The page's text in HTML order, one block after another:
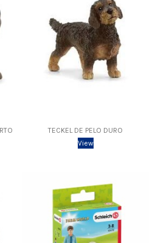
TECKEL DE PELO DURO
View